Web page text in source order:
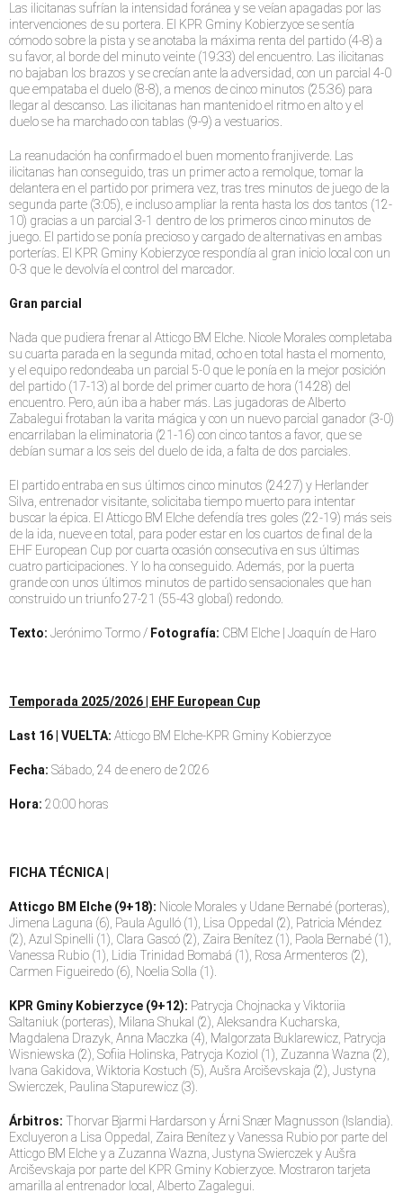
Las ilicitanas sufrían la intensidad foránea y se veían apagadas por las
intervenciones de su portera. El KPR Gminy Kobierzyce se sentía
cómodo sobre la pista y se anotaba la máxima renta del partido (4-8) a
su favor, al borde del minuto veinte (19:33) del encuentro. Las ilicitanas
no bajaban los brazos y se crecían ante la adversidad, con un parcial 4-0
que empataba el duelo (8-8), a menos de cinco minutos (25:36) para
llegar al descanso. Las ilicitanas han mantenido el ritmo en alto y el
duelo se ha marchado con tablas (9-9) a vestuarios.
La reanudación ha confirmado el buen momento franjiverde. Las
ilicitanas han conseguido, tras un primer acto a remolque, tomar la
delantera en el partido por primera vez, tras tres minutos de juego de la
segunda parte (3:05), e incluso ampliar la renta hasta los dos tantos (12-
10) gracias a un parcial 3-1 dentro de los primeros cinco minutos de
juego. El partido se ponía precioso y cargado de alternativas en ambas
porterías. El KPR Gminy Kobierzyce respondía al gran inicio local con un
0-3 que le devolvía el control del marcador.
Gran parcial
Nada que pudiera frenar al Atticgo BM Elche. Nicole Morales completaba
su cuarta parada en la segunda mitad, ocho en total hasta el momento,
y el equipo redondeaba un parcial 5-0 que le ponía en la mejor posición
del partido (17-13) al borde del primer cuarto de hora (14:28) del
encuentro. Pero, aún iba a haber más. Las jugadoras de Alberto
Zabalegui frotaban la varita mágica y con un nuevo parcial ganador (3-0)
encarrilaban la eliminatoria (21-16) con cinco tantos a favor, que se
debían sumar a los seis del duelo de ida, a falta de dos parciales.
El partido entraba en sus últimos cinco minutos (24:27) y Herlander
Silva, entrenador visitante, solicitaba tiempo muerto para intentar
buscar la épica. El Atticgo BM Elche defendía tres goles (22-19) más seis
de la ida, nueve en total, para poder estar en los cuartos de final de la
EHF European Cup por cuarta ocasión consecutiva en sus últimas
cuatro participaciones. Y lo ha conseguido. Además, por la puerta
grande con unos últimos minutos de partido sensacionales que han
construido un triunfo 27-21 (55-43 global) redondo.
Texto: Jerónimo Tormo / Fotografía: CBM Elche | Joaquín de Haro
Temporada 2025/2026 | EHF European Cup
Last 16 | VUELTA: Atticgo BM Elche-KPR Gminy Kobierzyce
Fecha: Sábado, 24 de enero de 2026
Hora: 20:00 horas
FICHA TÉCNICA |
Atticgo BM Elche (9+18): Nicole Morales y Udane Bernabé (porteras),
Jimena Laguna (6), Paula Agulló (1), Lisa Oppedal (2), Patricia Méndez
(2), Azul Spinelli (1), Clara Gascó (2), Zaira Benítez (1), Paola Bernabé (1),
Vanessa Rubio (1), Lidia Trinidad Bomabá (1), Rosa Armenteros (2),
Carmen Figueiredo (6), Noelia Solla (1).
KPR Gminy Kobierzyce (9+12): Patrycja Chojnacka y Viktoriia
Saltaniuk (porteras), Milana Shukal (2), Aleksandra Kucharska,
Magdalena Drazyk, Anna Maczka (4), Malgorzata Buklarewicz, Patrycja
Wisniewska (2), Sofiia Holinska, Patrycja Koziol (1), Zuzanna Wazna (2),
Ivana Gakidova, Wiktoria Kostuch (5), Aušra Arciševskaja (2), Justyna
Swierczek, Paulina Stapurewicz (3).
Árbitros: Thorvar Bjarmi Hardarson y Árni Snær Magnusson (Islandia).
Excluyeron a Lisa Oppedal, Zaira Benítez y Vanessa Rubio por parte del
Atticgo BM Elche y a Zuzanna Wazna, Justyna Swierczek y Aušra
Arciševskaja por parte del KPR Gminy Kobierzyce. Mostraron tarjeta
amarilla al entrenador local, Alberto Zagalegui.